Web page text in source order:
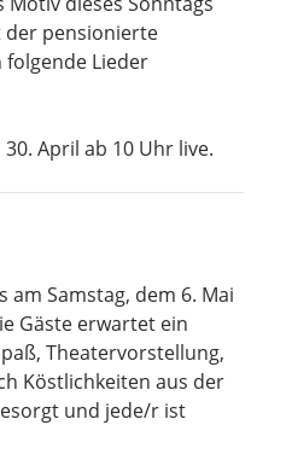
der pensionierte
Lieder
April ab 10 Uhr live.
am Samstag, dem 6. Mai
Gäste erwartet ein
Theatervorstellung,
Köstlichkeiten aus der
und jede/r ist